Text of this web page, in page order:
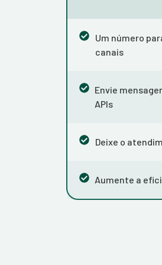
Um número
canais
Envie
APIs
Deixe o
Aumente a